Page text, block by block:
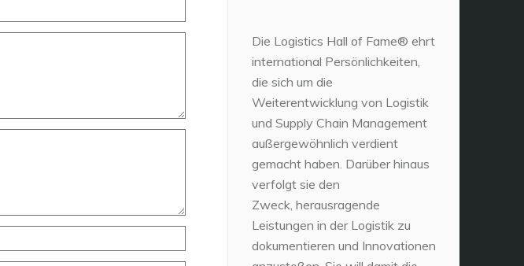
Die Logistics Hall of Fame® ehrt
international Persönlichkeiten,
die sich um die
Weiterentwicklung von Logistik
und Supply Chain Management
außergewöhnlich verdient
gemacht haben. Darüber hinaus
verfolgt sie den
Zweck, herausragende
Leistungen in der Logistik zu
dokumentieren und Innovationen